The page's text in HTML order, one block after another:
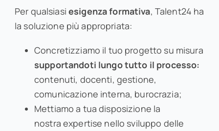
Per qualsiasiesigenza formativa, Talent24 ha
la soluzione più appropriata:
Concretizziamo il tuo progetto su misura
supportandoti lungo tutto il processo:
contenuti, docenti, gestione,
comunicazione interna, burocrazia;
Mettiamo a tua disposizione la
nostra expertise nello sviluppo delle